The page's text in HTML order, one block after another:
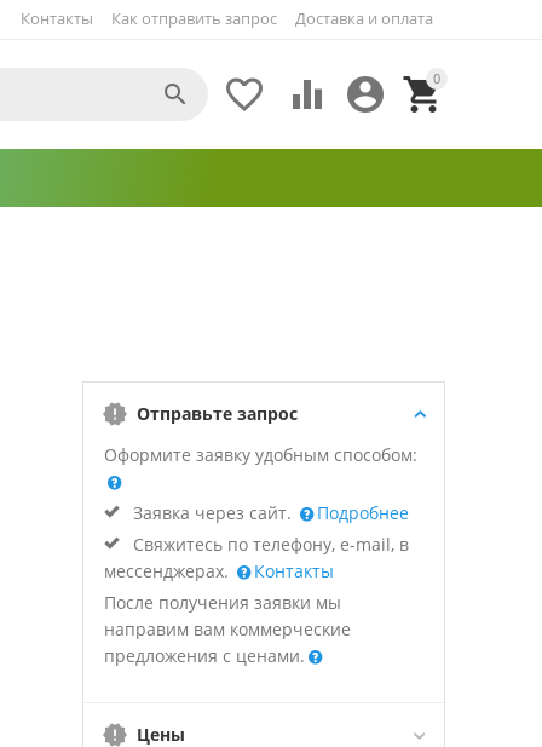
Как отправить запрос Доставка и оплата
Контакты
0


 

Отправьте запрос
Оформите заявку удобным способом:
Заявка через сайт.
Подробнее
Свяжитесь по телефону, e-mail, в
мессенджерах.
Контакты
После получения заявки мы
направим вам коммерческие
предложения с ценами.
Цены